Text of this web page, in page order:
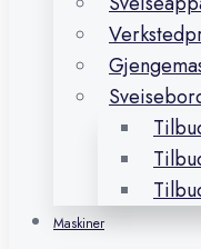
Maskiner